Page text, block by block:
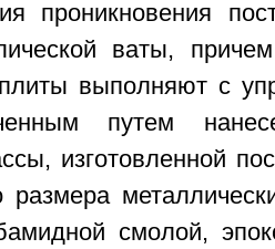
проникновения
ваты,
выполняют с
путем
изготовленной
размера
смолой,